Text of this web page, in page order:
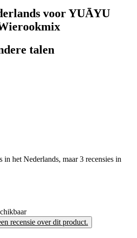
voor YUĀYU
talen
in het Nederlands, maar 3 recensies in
recensie over dit product.